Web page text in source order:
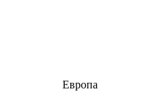
Европа